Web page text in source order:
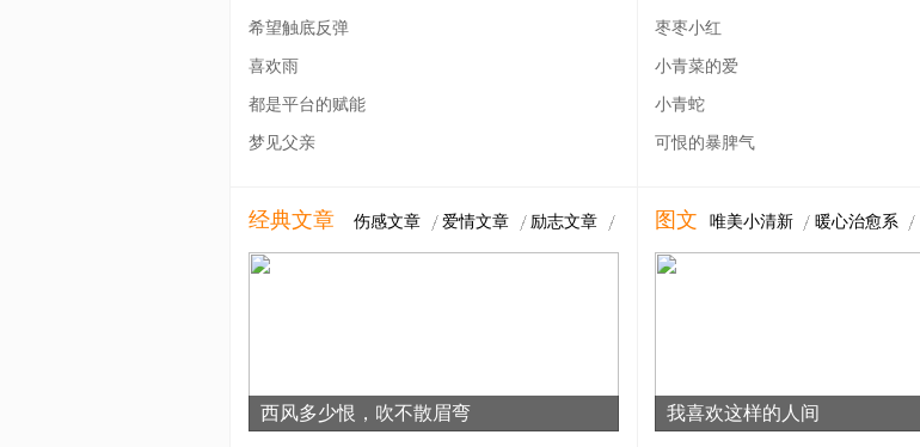
希望触底反弹
喜欢雨
都是平台的赋能
梦见父亲
枣枣小红
小青菜的爱
小青蛇
可恨的暴脾气
伤感文章 爱情文章 励志文章
经典文章
西风多少恨，吹不散眉弯
唯美小清新 暖心治愈系
图文
我喜欢这样的人间